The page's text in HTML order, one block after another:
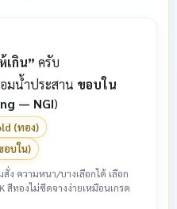
เกิน” ครับ
มน้ำประสาน ขอบใน
— NGI)
(ทอง)
อบใน)
ความหนา/บางเลือกได้ เลือก
สีทองไม่ซีดจางง่ายเหมือนเกรด